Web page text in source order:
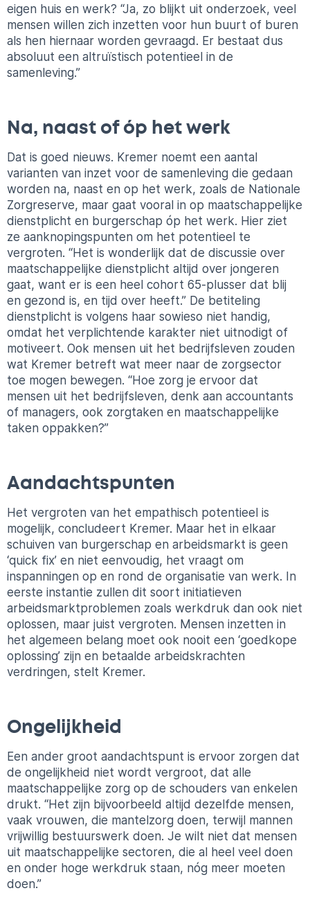
eigen huis en werk? “Ja, zo blijkt uit onderzoek, veel
mensen willen zich inzetten voor hun buurt of buren
als hen hiernaar worden gevraagd. Er bestaat dus
absoluut een altruïstisch potentieel in de
samenleving.”
Na, naast of óp het werk
Dat is goed nieuws. Kremer noemt een aantal
varianten van inzet voor de samenleving die gedaan
worden na, naast en op het werk, zoals de Nationale
Zorgreserve, maar gaat vooral in op maatschappelijke
dienstplicht en burgerschap óp het werk. Hier ziet
ze aanknopingspunten om het potentieel te
vergroten. “Het is wonderlijk dat de discussie over
maatschappelijke dienstplicht altijd over jongeren
gaat, want er is een heel cohort 65-plusser dat blij
en gezond is, en tijd over heeft.” De betiteling
dienstplicht is volgens haar sowieso niet handig,
omdat het verplichtende karakter niet uitnodigt of
motiveert. Ook mensen uit het bedrijfsleven zouden
wat Kremer betreft wat meer naar de zorgsector
toe mogen bewegen. “Hoe zorg je ervoor dat
mensen uit het bedrijfsleven, denk aan accountants
of managers, ook zorgtaken en maatschappelijke
taken oppakken?”
Aandachtspunten
Het vergroten van het empathisch potentieel is
mogelijk, concludeert Kremer. Maar het in elkaar
schuiven van burgerschap en arbeidsmarkt is geen
‘quick fix’ en niet eenvoudig, het vraagt om
inspanningen op en rond de organisatie van werk. In
eerste instantie zullen dit soort initiatieven
arbeidsmarktproblemen zoals werkdruk dan ook niet
oplossen, maar juist vergroten. Mensen inzetten in
het algemeen belang moet ook nooit een ‘goedkope
oplossing’ zijn en betaalde arbeidskrachten
verdringen, stelt Kremer.
Ongelijkheid
Een ander groot aandachtspunt is ervoor zorgen dat
de ongelijkheid niet wordt vergroot, dat alle
maatschappelijke zorg op de schouders van enkelen
drukt. “Het zijn bijvoorbeeld altijd dezelfde mensen,
vaak vrouwen, die mantelzorg doen, terwijl mannen
vrijwillig bestuurswerk doen. Je wilt niet dat mensen
uit maatschappelijke sectoren, die al heel veel doen
en onder hoge werkdruk staan, nóg meer moeten
doen.”